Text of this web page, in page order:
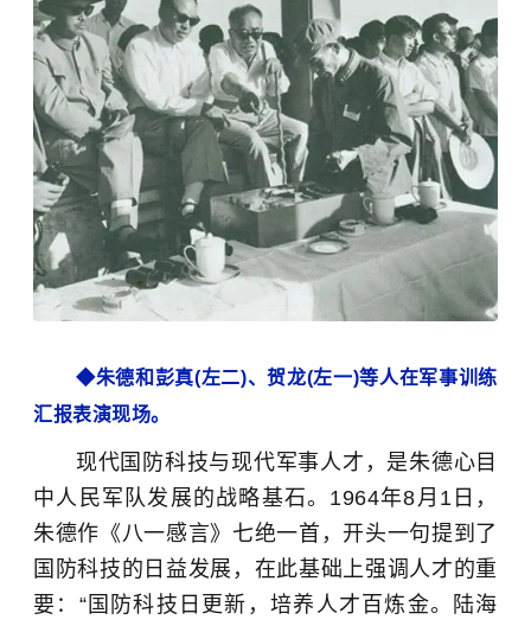
◆朱德和彭真(左二)、贺龙(左一)等人在军事训练
汇报表演现场。
现代国防科技与现代军事人才，是朱德心目
中人民军队发展的战略基石。1964年8月1日，
朱德作《八一感言》七绝一首，开头一句提到了
国防科技的日益发展，在此基础上强调人才的重
要：“国防科技日更新，培养人才百炼金。陆海